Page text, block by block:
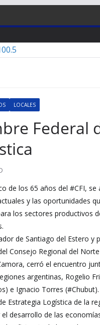
LOCALES
Federal
de los 65 años del #CFI, se
y las oportunidades
los sectores productivos
de Santiago del Estero y
Consejo Regional del
cerró el encuentro
argentinas, Rogelio
e Ignacio Torres (#Chubut).
Estrategia Logística de la
desarrollo de las